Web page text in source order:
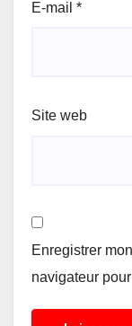
E-mail *
Site web
Enregistrer
navigateur